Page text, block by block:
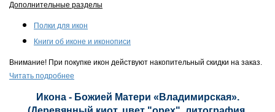
Дополнительные разделы
Полки для икон
Книги об иконе и иконописи
Внимание! При покупке икон действуют накопительный скидки на заказ.
Читать подробнее
Икона - Божией Матери «Владимирская».